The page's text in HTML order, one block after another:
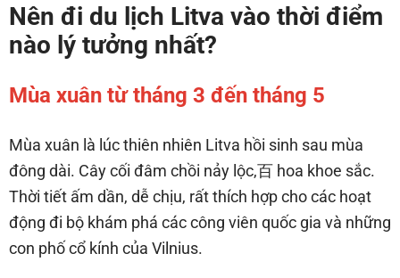
Nên đi du lịch Litva vào thời điểm
nào lý tưởng nhất?
Mùa xuân từ tháng 3 đến tháng 5
Mùa xuân là lúc thiên nhiên Litva hồi sinh sau mùa
đông dài. Cây cối đâm chồi nảy lộc,百 hoa khoe sắc.
Thời tiết ấm dần, dễ chịu, rất thích hợp cho các hoạt
động đi bộ khám phá các công viên quốc gia và những
con phố cổ kính của Vilnius.